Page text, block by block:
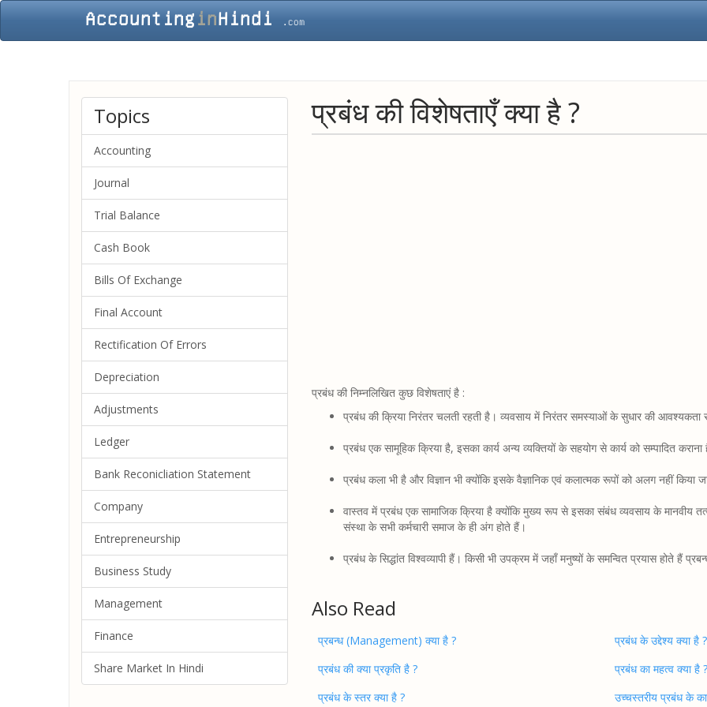
प्रबंध की विशेषताएँ क्या है ?
प्रबंध की निम्नलिखित कुछ विशेषताएं है :
प्रबंध की क्रिया निरंतर चलती रहती है। व्यवसाय में निरंतर समस्याओं के सुधार की
प्रबंध एक सामूहिक क्रिया है, इसका कार्य अन्य व्यक्तियों के सहयोग से कार्य को सम्पादित कराना
प्रबंध कला भी है और विज्ञान भी क्योंकि इसके वैज्ञानिक एवं कलात्मक रूपों को अलग नहीं किया
वास्तव में प्रबंध एक सामाजिक क्रिया है क्योंकि मुख्य रूप से इसका संबंध व्यवसाय के मानवीय
संस्था के सभी कर्मचारी समाज के ही अंग होते हैं।
प्रबंध के सिद्धांत विश्वव्यापी हैं। किसी भी उपक्रम में जहाँ मनुष्यों के समन्वित प्रयास होते हैं
Also Read
प्रबन्ध (Management) क्या है ?
प्रबंध के उद्देश्य क्या है ?
प्रबंध की क्या प्रकृति है ?
प्रबंध का महत्व क्या है ?
प्रबंध के स्तर क्या है ?
उच्चस्तरीय प्रबंध के
Topics
Accounting
Journal
Trial Balance
Cash Book
Bills Of Exchange
Final Account
Rectification Of Errors
Depreciation
Adjustments
Ledger
Bank Reconicliation Statement
Company
Entrepreneurship
Business Study
Management
Finance
Share Market In Hindi